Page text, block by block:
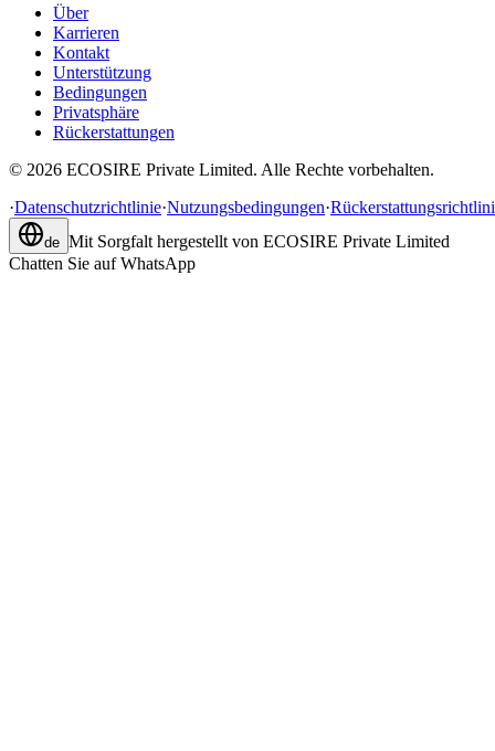
Über
Karrieren
Kontakt
Unterstützung
Bedingungen
Privatsphäre
Rückerstattungen
© 2026 ECOSIRE Private Limited. Alle Rechte vorbehalten.
·Datenschutzrichtlinie·Nutzungsbedingungen·
de Mit Sorgfalt hergestellt von ECOSIRE Private Limited
Chatten Sie auf WhatsApp